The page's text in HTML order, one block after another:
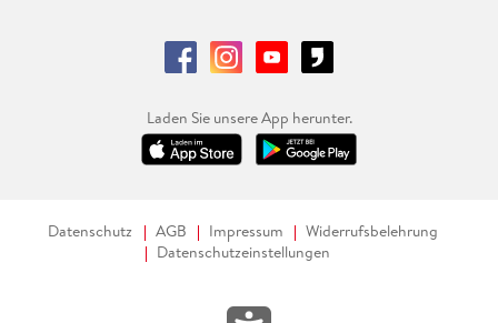
Laden Sie unsere App herunter.
Datenschutz AGB Impressum
Widerrufsbelehrung
Datenschutzeinstellungen